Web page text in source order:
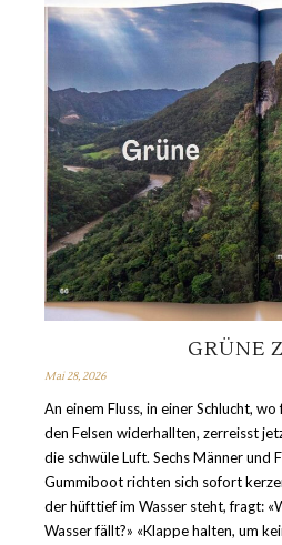
GRÜNE
Mai 28, 2026
An einem Fluss, in einer Schlucht,
den Felsen widerhallten, zerreisst
die schwüle Luft. Sechs Männer und
Gummiboot richten sich sofort
der hüfttief im Wasser steht, fragt:
Wasser fällt?» «Klappe halten, um